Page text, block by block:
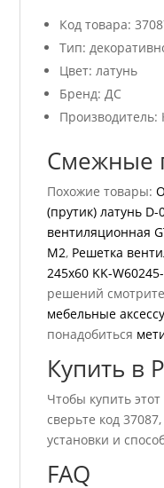
Код товара:
Тип:
Цвет: латунь
Бренд: ДС
Производитель:
Смежные
Похожие товары:
(прутик) латунь D-
вентиляционная
M2, Решетка
245х60 KK-
решений
мебельные
понадобиться
Купить в
Чтобы купить
сверьте код
установки и
FAQ